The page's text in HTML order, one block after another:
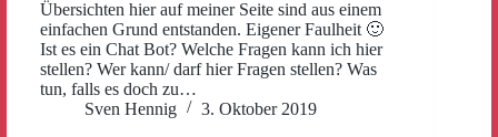
Übersichten hier auf meiner Seite sind aus einem
einfachen Grund entstanden. Eigener Faulheit 🙂
Ist es ein Chat Bot? Welche Fragen kann ich hier
stellen? Wer kann/ darf hier Fragen stellen? Was
tun, falls es doch zu…
Sven Hennig
3. Oktober 2019